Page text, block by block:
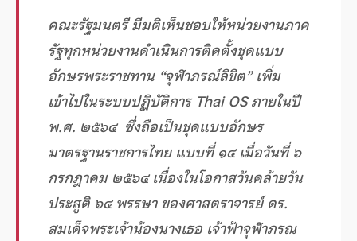
คณะรัฐมนตรี มีมติเห็นชอบให้หน่วยงานภาค
รัฐทุกหน่วยงานดำเนินการติดตั้งชุดแบบ
อักษรพระราชทาน “จุฬาภรณ์ลิขิต” เพิ่ม
เข้าไปในระบบปฏิบัติการ Thai OS ภายในปี
พ.ศ. ๒๕๖๔ ซึ่งถือเป็นชุดแบบอักษร
มาตรฐานราชการไทย แบบที่ ๑๔ เมื่อวันที่ ๖
กรกฎาคม ๒๕๖๔ เนื่องในโอกาสวันคล้ายวัน
ประสูติ ๖๔ พรรษา ของศาสตราจารย์ ดร.
สมเด็จพระเจ้าน้องนางเธอ เจ้าฟ้าจุฬาภรณ